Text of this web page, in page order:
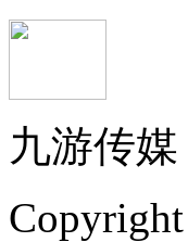
九游传媒